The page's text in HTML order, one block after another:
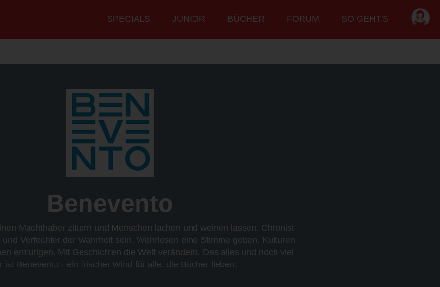
Hauptmenü
SPECIALS JUNIOR BÜCHER FORUM SO GEHT'S
Benevento
Machthaber zittern und Menschen lachen und weinen lassen. Chronist
Verfechter der Wahrheit sein. Wehrlosen eine Stimme geben. Kulturen
ermutigen. Mit Geschichten die Welt verändern. Das alles und noch viel
ist Benevento - ein frischer Wind für alle, die Bücher lieben.